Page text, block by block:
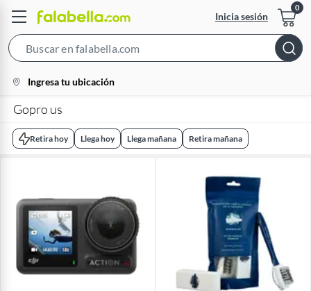
Inicia sesión
Bar
location-
icon
Ingresa tu ubicación
Gopro us
Retira hoy Llega hoy Llega mañana Retira mañana